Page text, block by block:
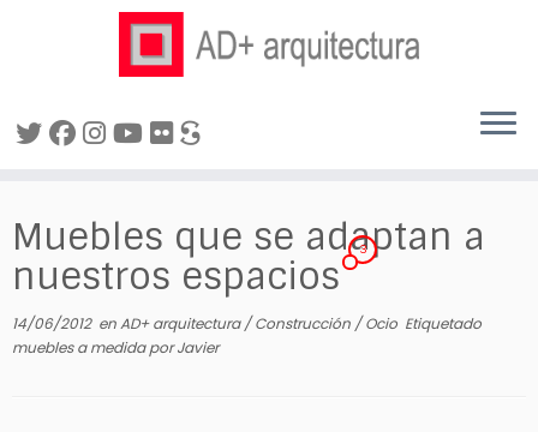
contenido
Muebles que se adaptan a
nuestros espacios
3
14/06/2012enAD+ arquitectura/Construcción /Ocio Etiquetado
muebles a medidaporJavier